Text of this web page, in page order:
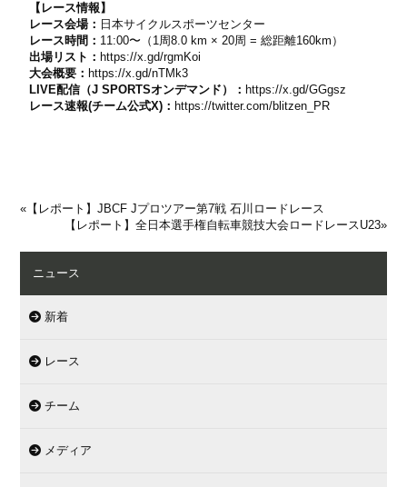
【レース情報】
レース会場： 日本サイクルスポーツセンター
レース時間： 11:00〜（1周8.0 km × 20周 = 総距離160km）
出場リスト： https://x.gd/rgmKoi
大会概要： https://x.gd/nTMk3
LIVE配信（J SPORTSオンデマンド）： https://x.gd/GGgsz
レース速報(チーム公式X)： https://twitter.com/blitzen_PR
« 【レポート】JBCF Jプロツアー第7戦 石川ロードレース
【レポート】全日本選手権自転車競技大会ロードレースU23»
ニュース
新着
レース
チーム
メディア